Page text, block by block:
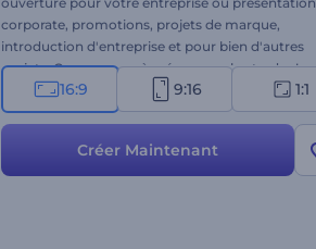
corporate, promotions, projets de marque,
introduction d'entreprise et pour bien d'autres
projets. Commencez à créer sans plus tarder !
16:9 9:16 1:1
Créer Maintenant